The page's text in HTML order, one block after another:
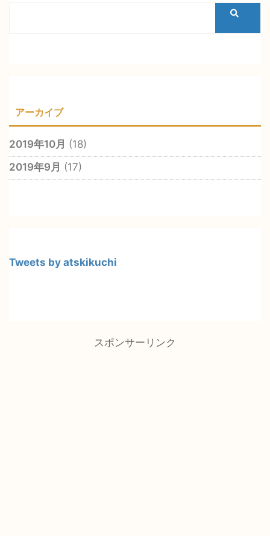
アーカイブ
2019年10月 (18)
2019年9月 (17)
Tweets by atskikuchi
スポンサーリンク